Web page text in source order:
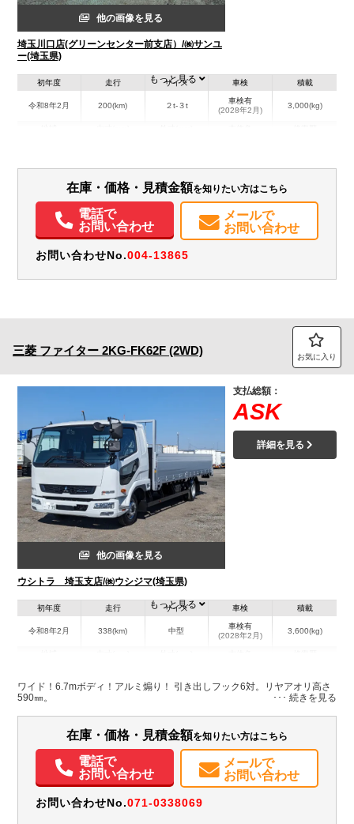
他の画像を見る
埼玉川口店(グリーンセンター前支店）/㈱サンユ
ー(埼玉県)
初年度
令和8年2月
走行
200(km)
サイズ
２t-３t
車検
車検有
(2028年2月)
積載
3,000(kg)
装備情報
エアコン パワステ パワーウィンドウ エアバッグ
集中ドアロック
電動格納ミラー
バックモニター
記録簿（一部含む）
もっと見る
在庫・価格・見積金額を知りたい方はこちら
電話で
お問い合わせ
メールで
お問い合わせ
お問い合わせNo.004-13865
三菱 ファイター 2KG-FK62F (2WD) お気に入り
他の画像を見る
ウシトラ 埼玉支店/㈱ウシジマ(埼玉県)
支払総額：
ASK
詳細を見る
初年度
令和8年2月
走行
338(km)
サイズ
中型
車検
車検有
(2028年2月)
積載
3,600(kg)
埼玉県
W:2,350
H:690
W:2,480
H:2,500
無
もっと見る
ワイド！6.7mボディ！アルミ煽り！ 引き出しフック6対。リヤアオリ高さ
590㎜。
在庫・価格・見積金額を知りたい方はこちら
電話で
お問い合わせ
メールで
お問い合わせ
お問い合わせNo.071-0338069